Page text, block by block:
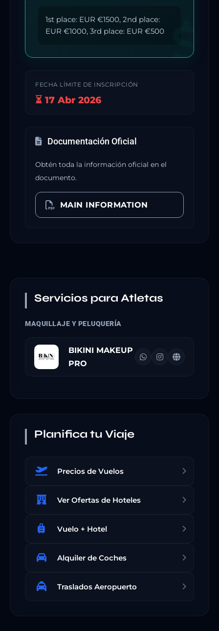
1st place: EUR €1500, 2nd place:
EUR €1000, 3rd place: EUR €500
FECHA LÍMITE DE INSCRIPCIÓN
⏳ 17 Abr 2026
Documentación Oficial
Obtén toda la información oficial en el
documento.
MAIN INFORMATION
Servicios para Atletas
MAQUILLAJE Y PELUQUERÍA
BIKINI MAKEUP
PRO
Planifica tu Viaje
Precios de Vuelos
Ver Ofertas de Hoteles
Vuelo + Hotel
Alquiler de Coches
Traslados Aeropuerto